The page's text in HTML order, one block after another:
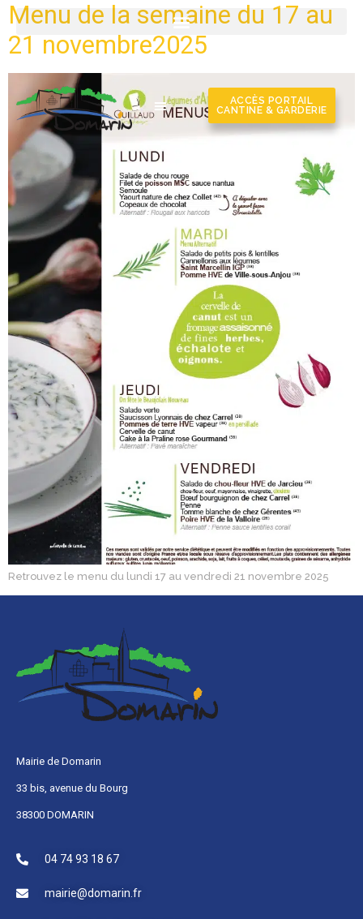
ACCÈS PORTAIL
CANTINE & GARDERIE
Menu de la semaine du 17 au
21 novembre2025
Retrouvez le menu du lundi 17 au vendredi 21 novembre 2025
Mairie de Domarin
33 bis, avenue du Bourg
38300 DOMARIN
04 74 93 18 67
mairie@domarin.fr